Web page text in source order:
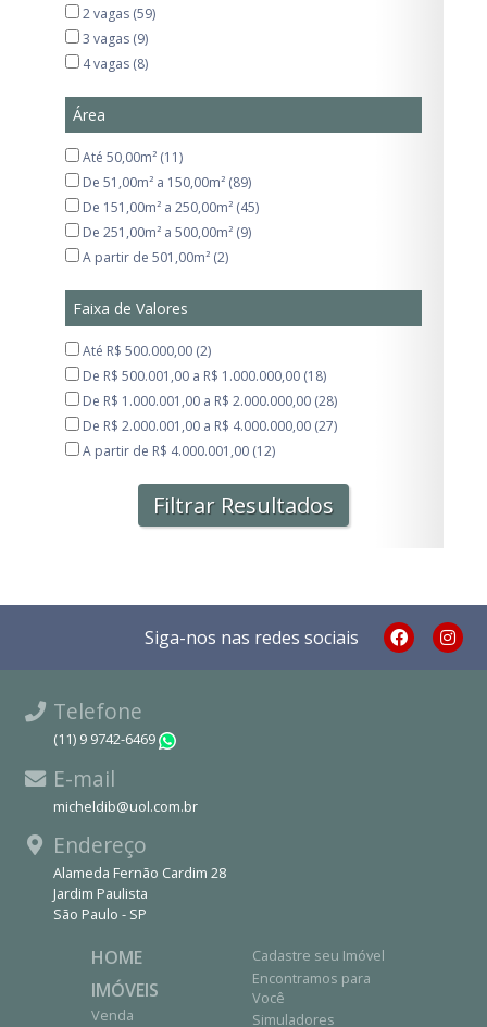
2 vagas (59)
3 vagas (9)
4 vagas (8)
Área
Até 50,00m² (11)
De 51,00m² a 150,00m² (89)
De 151,00m² a 250,00m² (45)
De 251,00m² a 500,00m² (9)
A partir de 501,00m² (2)
Faixa de Valores
Até R$ 500.000,00 (2)
De R$ 500.001,00 a R$ 1.000.000,00 (18)
De R$ 1.000.001,00 a R$ 2.000.000,00 (28)
De R$ 2.000.001,00 a R$ 4.000.000,00 (27)
A partir de R$ 4.000.001,00 (12)
Filtrar Resultados
Siga-nos nas redes sociais
Telefone
(11) 9 9742-6469
E-mail
micheldib@uol.com.br
Endereço
Alameda Fernão Cardim 28
Jardim Paulista
São Paulo - SP
HOME
IMÓVEIS
Venda
Cadastre seu Imóvel
Encontramos para
Você
Simuladores